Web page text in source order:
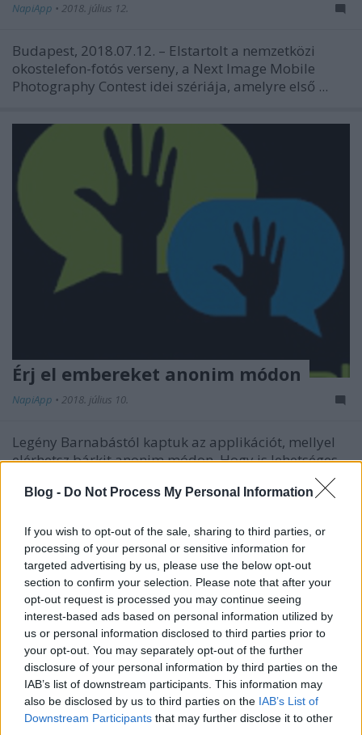
Blog - Do Not Process My Personal Information
If you wish to opt-out of the sale, sharing to third parties, or
processing of your personal or sensitive information for
targeted advertising by us, please use the below opt-out
section to confirm your selection. Please note that after your
opt-out request is processed you may continue seeing
interest-based ads based on personal information utilized by
us or personal information disclosed to third parties prior to
your opt-out. You may separately opt-out of the further
disclosure of your personal information by third parties on the
IAB’s list of downstream participants. This information may
also be disclosed by us to third parties on the IAB’s List of
Downstream Participants that may further disclose it to other
NapiApp • 2018. július 12.
Budapest, 2018.07.12. – Elstartolt a nemzetközi
okostelefon-fotós verseny, a Next Image Mobile
Photography Contest idei szériája, amelyre első ...
Érj el embereket anonim módon
NapiApp • 2018. július 10.
Legény Barnabástól kaptuk az applikációt, mellyel
elérhetsz bárkit anonim módon. Hogy is lehetséges